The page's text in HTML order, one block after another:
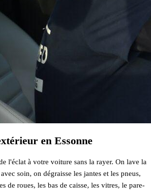
en Essonne
l'éclat à votre voiture sans la rayer. On lave la
soin, on dégraisse les jantes et les pneus,
de roues, les bas de caisse, les vitres, le pare-